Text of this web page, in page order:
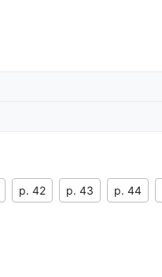
р. 42 р. 43 р. 44